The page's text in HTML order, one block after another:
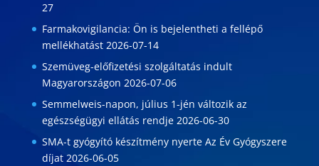
27
Farmakovigilancia: Ön is bejelentheti a fellépő
mellékhatást 2026-07-14
Szemüveg-előfizetési szolgáltatás indult
Magyarországon 2026-07-06
Semmelweis-napon, július 1-jén változik az
egészségügyi ellátás rendje 2026-06-30
SMA-t gyógyító készítmény nyerte Az Év Gyógyszere
díjat 2026-06-05